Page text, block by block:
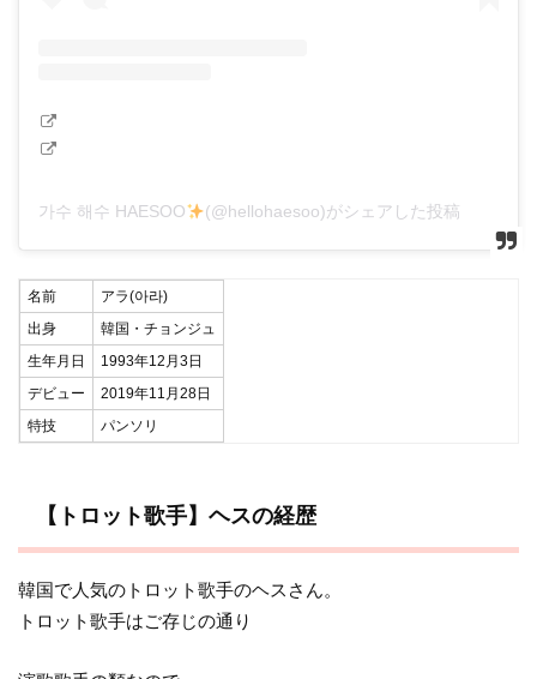
가수 해수 HAESOO (@hellohaesoo)がシェアした投稿
名前
アラ(아라)
出身
韓国・チョンジュ
生年月日
1993年12月3日
デビュー
2019年11月28日
特技
パンソリ
【トロット歌手】ヘスの経歴
韓国で人気のトロット歌手のヘスさん。
トロット歌手はご存じの通り